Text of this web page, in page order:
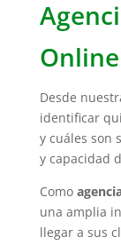
Online
Desde
identificar
y cuáles son
y capacidad
Como
una amplia
llegar a sus